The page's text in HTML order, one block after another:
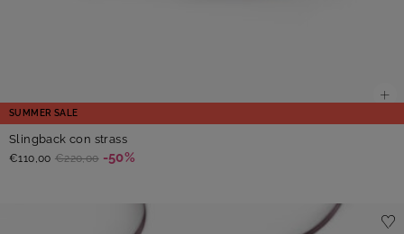
SUMMER SALE
Slingback con strass
€110,00 €220,00 -50%